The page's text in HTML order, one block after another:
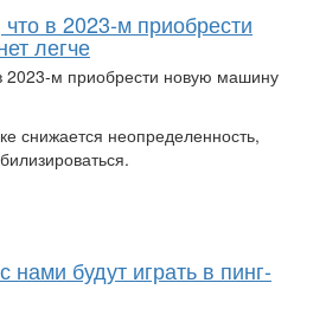
в 2023-м приобрести
легче
2023-м приобрести новую машину
снижается неопределенность,
будут играть в пинг-